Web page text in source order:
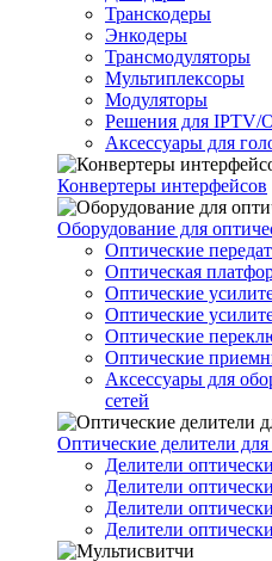
Транскодеры
Энкодеры
Трансмодуляторы
Мультиплексоры
Модуляторы
Решения для IPTV/
Аксессуары для
Конвертеры интерфейсов
Оборудование для
Оптические
Оптическая
Оптические
Оптические
Оптические
Оптические
Аксессуары для
сетей
Оптические делители
Делители
Делители
Делители
Делители